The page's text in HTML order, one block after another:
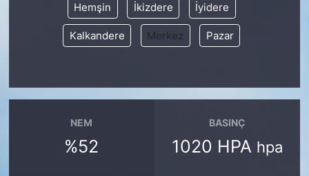
Hemşin İkizdere İyidere
Kalkandere Merkez Pazar
NEM
%52
BASINÇ
1020 HPA hpa
SPOR
TÜRKİYE VE DÜNYA GÜNDEMİ
VİDEO GALERİ
YAŞAM